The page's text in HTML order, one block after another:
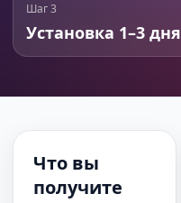
Шаг 3
Установка 1–3 дня
Что вы
получите